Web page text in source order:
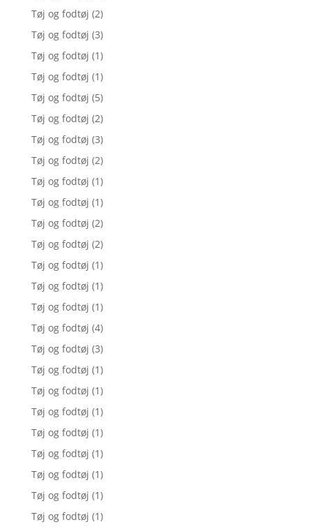
Tøj og fodtøj (2)
Tøj og fodtøj (3)
Tøj og fodtøj (1)
Tøj og fodtøj (1)
Tøj og fodtøj (5)
Tøj og fodtøj (2)
Tøj og fodtøj (3)
Tøj og fodtøj (2)
Tøj og fodtøj (1)
Tøj og fodtøj (1)
Tøj og fodtøj (2)
Tøj og fodtøj (2)
Tøj og fodtøj (1)
Tøj og fodtøj (1)
Tøj og fodtøj (1)
Tøj og fodtøj (4)
Tøj og fodtøj (3)
Tøj og fodtøj (1)
Tøj og fodtøj (1)
Tøj og fodtøj (1)
Tøj og fodtøj (1)
Tøj og fodtøj (1)
Tøj og fodtøj (1)
Tøj og fodtøj (1)
Tøj og fodtøj (1)